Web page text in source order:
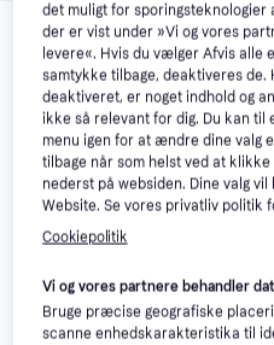
Relaterede
Se vores forslag til andre
interesser. Vis alle
det muligt for sporingsteknologier
der er vist under »Vi og vores
levere«. Hvis du vælger Afvis
samtykke tilbage, deaktiveres de.
deaktiveret, er noget indhold og
ikke så relevant for dig. Du kan til
menu igen for at ændre dine valg
tilbage når som helst ved at
nederst på websiden. Dine valg
Website. Se vores privatliv politik
Cookiepolitik
Vi og vores partnere behandler
Bruge præcise geografiske
scanne enhedskarakteristika til